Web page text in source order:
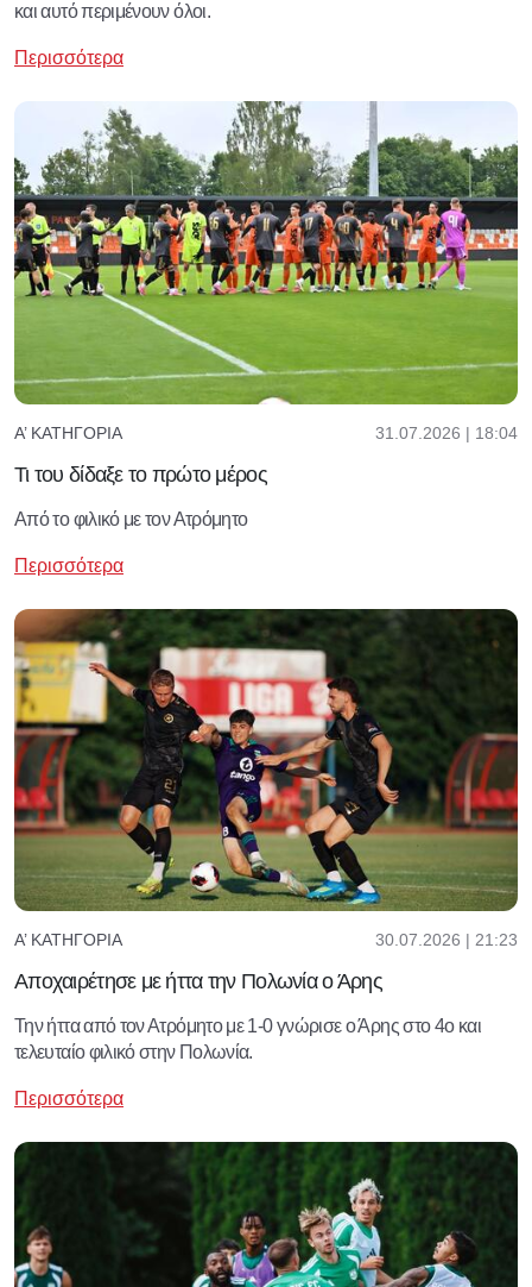
και αυτό περιμένουν όλοι.
Περισσότερα
Α’ ΚΑΤΗΓΟΡΊΑ 31.07.2026 | 18:04
Τι του δίδαξε το πρώτο μέρος
Από το φιλικό με τον Ατρόμητο
Περισσότερα
Α’ ΚΑΤΗΓΟΡΊΑ 30.07.2026 | 21:23
Αποχαιρέτησε με ήττα την Πολωνία ο Άρης
Την ήττα από τον Ατρόμητο με 1-0 γνώρισε ο Άρης στο 4ο και
τελευταίο φιλικό στην Πολωνία.
Περισσότερα